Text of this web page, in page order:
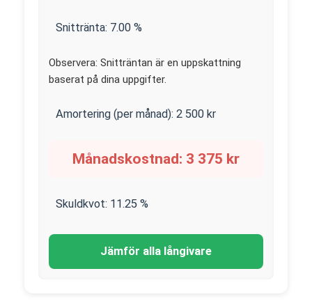
Snittränta: 7.00 %
Observera: Snitträntan är en uppskattning
baserat på dina uppgifter.
Amortering (per månad): 2 500 kr
Månadskostnad: 3 375 kr
Skuldkvot: 11.25 %
Jämför alla långivare